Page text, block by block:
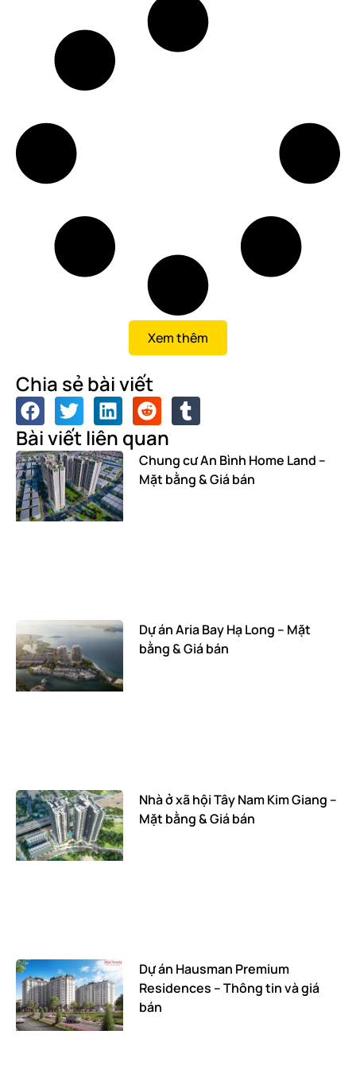
Xem thêm
Chia sẻ bài viết
Bài viết liên quan
Chung cư An Bình Home Land –
Mặt bằng & Giá bán
Dự án Aria Bay Hạ Long – Mặt
bằng & Giá bán
Nhà ở xã hội Tây Nam Kim Giang –
Mặt bằng & Giá bán
Dự án Hausman Premium
Residences – Thông tin và giá
bán